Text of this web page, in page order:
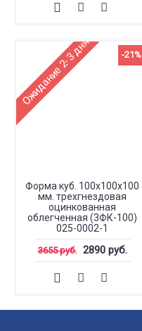
-21%
Ожидание 2-3 дня
Форма куб. 100х100х100
мм. трехгнездовая
оцинкованная
облегченная (3ФК-100)
025-0002-1
3655 руб. 2890 руб.